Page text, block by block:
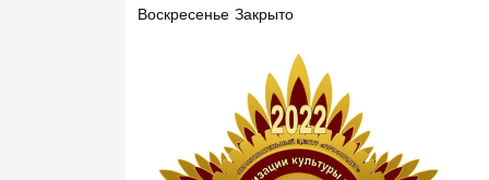
Воскресенье Закрыто